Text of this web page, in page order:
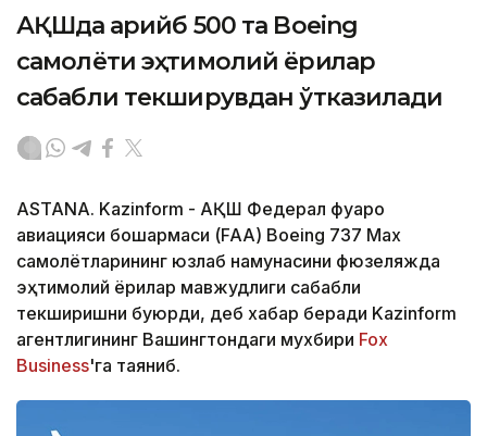
АҚШда қарийб 500 та Boeing
самолёти эҳтимолий ёриқлар
сабабли текширувдан ўтказилади
ASTANA. Kazinform - АҚШ Федерал фуқаро
авиацияси бошқармаси (FAA) Boeing 737 Max
самолётларининг юзлаб намунасини фюзеляжда
эҳтимолий ёриқлар мавжудлиги сабабли
текширишни буюрди, деб хабар беради Kazinform
агентлигининг Вашингтондаги мухбири Fox
Business'га таяниб.